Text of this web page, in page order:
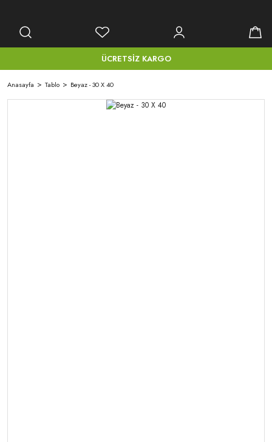
ÜCRETSİZ KARGO
Anasayfa Tablo Beyaz - 30 X 40